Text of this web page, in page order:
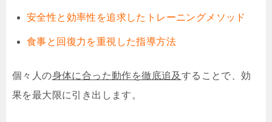
安全性と効率性を追求したトレーニングメソッド
食事と回復力を重視した指導方法
個々人の身体に合った動作を徹底追及 することで、効
果を最大限に引き出します。